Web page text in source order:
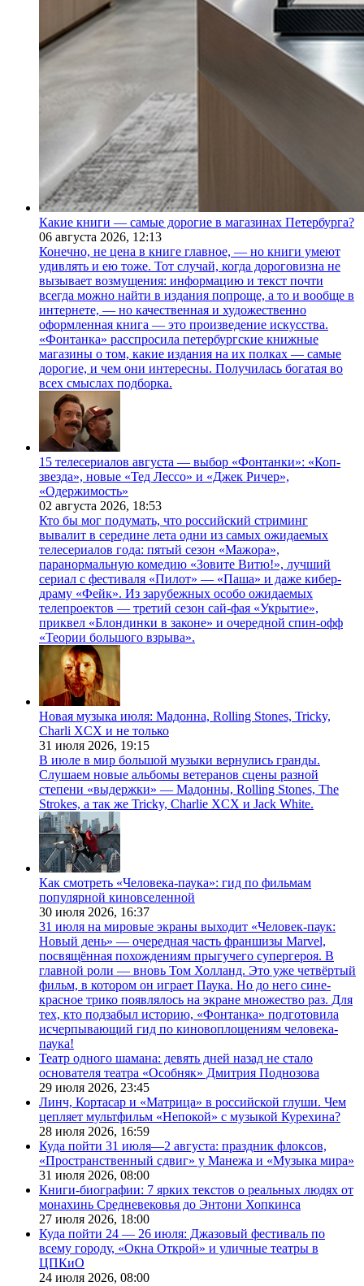
Какие книги — самые дорогие в магазинах Петербурга?
06 августа 2026, 12:13
Конечно, не цена в книге главное, — но книги умеют
удивлять и ею тоже. Тот случай, когда дороговизна не
вызывает возмущения: информацию и текст почти
всегда можно найти в издания попроще, а то и вообще в
интернете, — но качественная и художественно
оформленная книга — это произведение искусства.
«Фонтанка» расспросила петербургские книжные
магазины о том, какие издания на их полках — самые
дорогие, и чем они интересны. Получилась богатая во
всех смыслах подборка.
15 телесериалов августа — выбор «Фонтанки»: «Коп-
звезда», новые «Тед Лессо» и «Джек Ричер»,
«Одержимость»
02 августа 2026, 18:53
Кто бы мог подумать, что российский стриминг
вывалит в середине лета одни из самых ожидаемых
телесериалов года: пятый сезон «Мажора»,
паранормальную комедию «Зовите Витю!», лучший
сериал с фестиваля «Пилот» — «Паша» и даже кибер-
драму «Фейк». Из зарубежных особо ожидаемых
телепроектов — третий сезон сай-фая «Укрытие»,
приквел «Блондинки в законе» и очередной спин-офф
«Теории большого взрыва».
Новая музыка июля: Мадонна, Rolling Stones, Tricky,
Charli XCX и не только
31 июля 2026, 19:15
В июле в мир большой музыки вернулись гранды.
Слушаем новые альбомы ветеранов сцены разной
степени «выдержки» — Мадонны, Rolling Stones, The
Strokes, а так же Tricky, Charlie XCX и Jack White.
Как смотреть «Человека-паука»: гид по фильмам
популярной киновселенной
30 июля 2026, 16:37
31 июля на мировые экраны выходит «Человек-паук:
Новый день» — очередная часть франшизы Marvel,
посвящённая похождениям прыгучего супергероя. В
главной роли — вновь Том Холланд. Это уже четвёртый
фильм, в котором он играет Паука. Но до него сине-
красное трико появлялось на экране множество раз. Для
тех, кто подзабыл историю, «Фонтанка» подготовила
исчерпывающий гид по киновоплощениям человека-
паука!
Театр одного шамана: девять дней назад не стало
основателя театра «Особняк» Дмитрия Поднозова
29 июля 2026, 23:45
Линч, Кортасар и «Матрица» в российской глуши. Чем
цепляет мультфильм «Непокой» с музыкой Курехина?
28 июля 2026, 16:59
Куда пойти 31 июля—2 августа: праздник флоксов,
«Пространственный сдвиг» у Манежа и «Музыка мира»
31 июля 2026, 08:00
Книги-биографии: 7 ярких текстов о реальных людях от
монахинь Средневековья до Энтони Хопкинса
27 июля 2026, 18:00
Куда пойти 24 — 26 июля: Джазовый фестиваль по
всему городу, «Окна Открой» и уличные театры в
ЦПКиО
24 июля 2026, 08:00